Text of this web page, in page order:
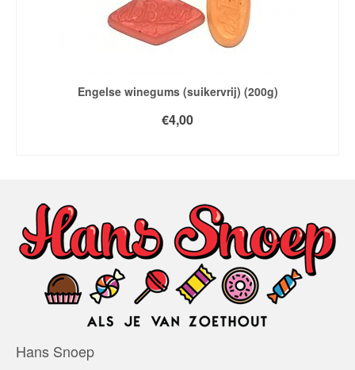
Engelse winegums (suikervrij) (200g)
€4,00
Hans Snoep